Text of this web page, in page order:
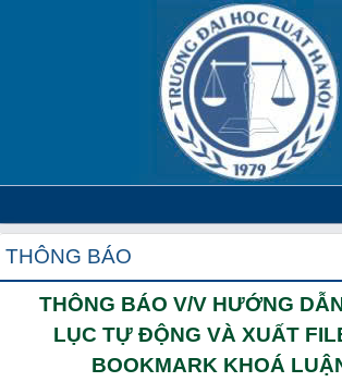
THÔNG BÁO
THÔNG BÁO V/V HƯỚNG
LỤC TỰ ĐỘNG VÀ XUẤT
BOOKMARK KHOÁ